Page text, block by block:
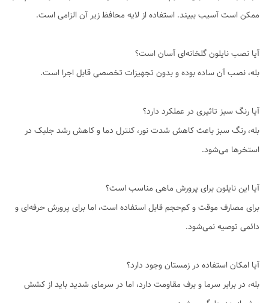
ممکن است آسیب ببیند. استفاده از لایه محافظ زیر آن الزامی است.
آیا نصب نایلون گلخانه‌ای آسان است؟
بله، نصب آن ساده بوده و بدون تجهیزات تخصصی قابل اجرا است.
آیا رنگ سبز تاثیری در عملکرد دارد؟
بله، رنگ سبز باعث کاهش شدت نور، کنترل دما و کاهش رشد جلبک در
استخرها می‌شود.
آیا این نایلون برای پرورش ماهی مناسب است؟
برای مصارف موقت و کم‌حجم قابل استفاده است، اما برای پرورش حرفه‌ای و
دائمی توصیه نمی‌شود.
آیا امکان استفاده در زمستان وجود دارد؟
بله، در برابر سرما و برف مقاومت دارد، اما در سرمای شدید باید از کشش